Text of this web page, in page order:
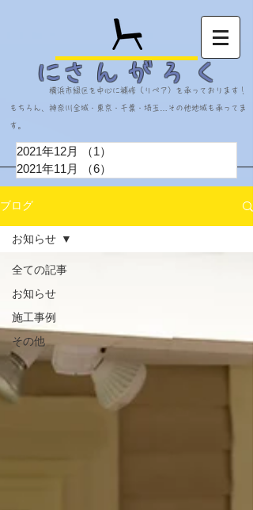
​にさんがろく
横浜市緑区を中心に補修（リペア）を承っております！
​もちろん、神奈川全域・東京・千葉・埼玉…その他地域も承ってま
す
ブログ
全ての記事
お知らせ
施工事例
その他
お知らせ
2021年12月 （1）
2021年11月
（6）